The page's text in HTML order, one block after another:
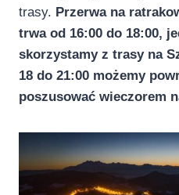
trasy. Przerwa na
trwa od 16:00 do 18:00,
skorzystamy z trasy na
18 do 21:00 możemy
poszusować wieczorem